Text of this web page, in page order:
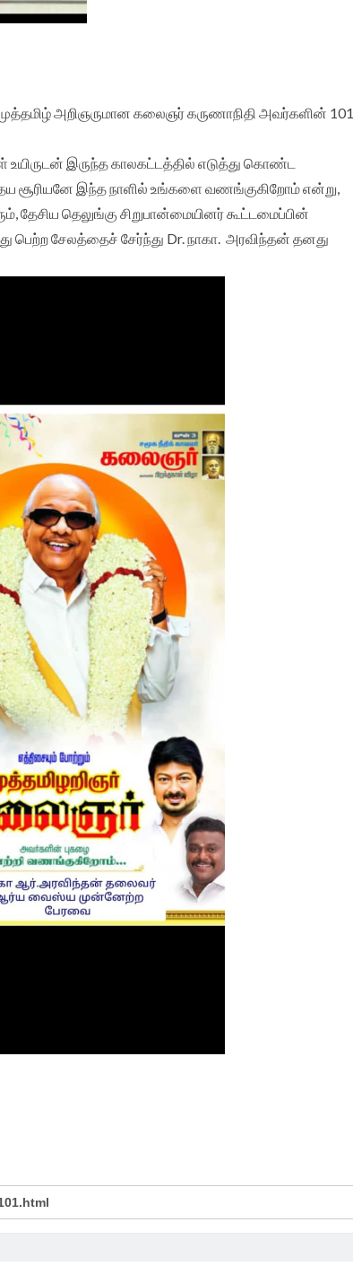
அறிஞருமான கலைஞர் கருணாநிதி அவர்களின் 101
இருந்த காலகட்டத்தில் எடுத்து கொண்ட
சூரியனே இந்த நாளில் உங்களை வணங்குகிறோம் என்று,
தெலுங்கு சிறுபான்மையினர் கூட்டமைப்பின்
பெற்ற சேலத்தைச் சேர்ந்து Dr. நாகா. அரவிந்தன் தனது